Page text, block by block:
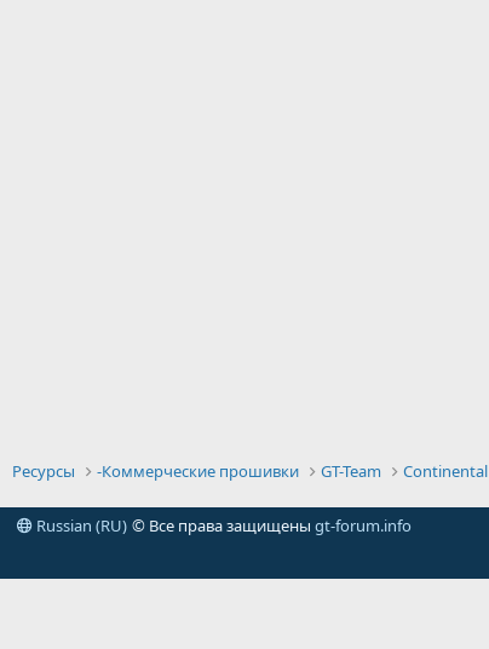
Ресурсы -Коммерческие прошивки GT-Team Continental
Russian (RU) © Все права защищены gt-forum.info